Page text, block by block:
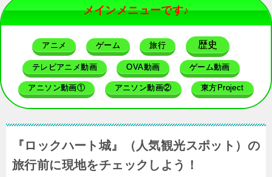
メインメニューです♪
アニメ ゲーム 旅行 歴史
テレビアニメ動画 OVA動画 ゲーム動画
アニソン動画① アニソン動画② 東方Project
『ロックハート城』（人気観光スポット）の
旅行前に現地をチェックしよう！